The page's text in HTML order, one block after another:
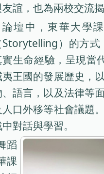
誼，也為兩校交流揭
論壇中，東華大學
Storytelling）的方
實生命經驗，呈現當
夷王國的發展歷史，
語言，以及法律等
人口外移等社會議題
對話與學習。
蹈
課